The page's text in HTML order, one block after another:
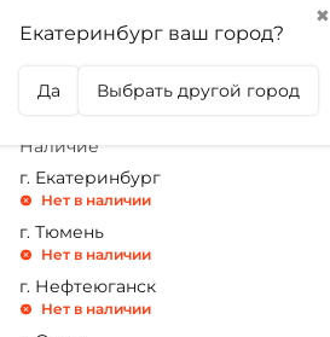
✖
Екатеринбург ваш город?
Да Выбрать другой город
1 699,99₽
Наличие
г. Екатеринбург
Нет в наличии
г. Тюмень
Нет в наличии
г. Нефтеюганск
Нет в наличии